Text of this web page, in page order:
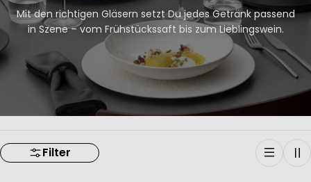
Mit den richtigen Gläsern setzt Du jedes Getränk passend
in Szene – vom Frühstückssaft bis zum Lieblingswein.
Filter